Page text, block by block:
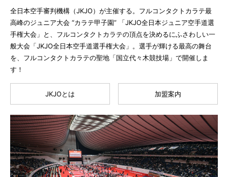
全日本空手審判機構（JKJO）が主催する。フルコンタクトカラテ最
高峰のジュニア大会 “カラテ甲子園” 「JKJO全日本ジュニア空手道選
手権大会」と、フルコンタクトカラテの頂点を決めるにふさわしい一
般大会「JKJO全日本空手道選手権大会」。選手が輝ける最高の舞台
を、フルコンタクトカラテの聖地「国立代々木競技場」で開催しま
す！
JKJOとは 加盟案内